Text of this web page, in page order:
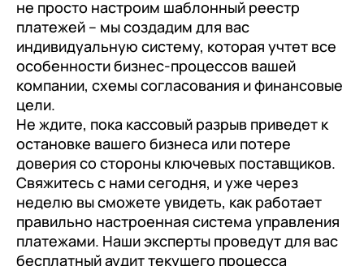
не просто настроим шаблонный реестр
платежей – мы создадим для вас
индивидуальную систему, которая учтет все
особенности бизнес-процессов вашей
компании, схемы согласования и финансовые
цели.
Не ждите, пока кассовый разрыв приведет к
остановке вашего бизнеса или потере
доверия со стороны ключевых поставщиков.
Свяжитесь с нами сегодня, и уже через
неделю вы сможете увидеть, как работает
правильно настроенная система управления
платежами. Наши эксперты проведут для вас
бесплатный аудит текущего процесса